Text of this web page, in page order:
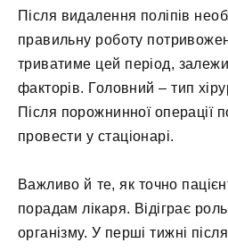
Після видалення поліпів
правильну роботу
триватиме цей період,
факторів. Головний – тип
Після порожнинної операції
провести у стаціонарі.
Важливо й те, як точно
порадам лікаря. Відіграє
організму. У перші тижні